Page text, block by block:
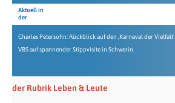
Aktuell in
der
Charles Petersohn: Rückblick auf den ‚Karneval der Vielfalt‘
VBS auf spannender Stippvisite in Schwerin
der Rubrik Leben & Leute